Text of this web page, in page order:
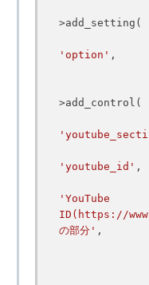
>add_setting(
'option' ,
>add_control(
'youtube_id' ,
'YouTube
ID(https://
の部分' ,